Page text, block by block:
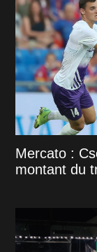
Mercato :
montant du